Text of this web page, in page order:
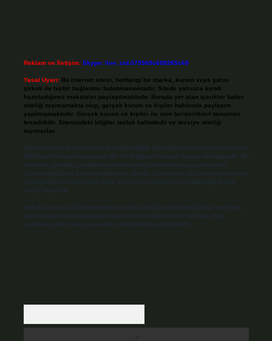
Reklam ve İletişim: Skype: live:.cid.575569c608265c69
Yasal Uyarı: Bu internet sitesi, herhangi bir marka, kurum veya şahıs
şirketi ile hiçbir bağlantısı bulunmamaktadır. Sitede yalnızca kendi
hazırladığımız makaleler paylaşılmaktadır. Burada yer alan içerikler haber
niteliği taşımamakta olup, gerçek kurum ve kişiler hakkında paylaşım
yapılmamaktadır. Gerçek kurum ve kişiler ile isim benzerlikleri tamamen
tesadüfidir. Sitemizdeki bilgiler taslak halindedir ve tavsiye niteliği
taşımazlar.
Sitemiz, 5651 Sayılı Kanun gereğince Bilgi Teknolojileri ve İletişim Kurumu
(BTK) tarafından onaylanmış bir Yer Sağlayıcı olarak hizmet vermektedir. Bu
nedenle, sitedeki içerikleri proaktif olarak denetleme veya araştırma
yükümlülüğümüz bulunmamaktadır. Ancak, üyelerimiz yazdıkları içeriklerin
sorumluluğunu taşımakta olup, siteye üye olarak bu sorumluluğu kabul
etmiş sayılırlar.
Hukuka ve yasal düzenlemelere aykırı olduğunu düşündüğünüz içerikleri,
backlinkpanelicomtr@gmail.com adresine bildirmeniz halinde, ilgili
içerikler yasal süre içerisinde sitemizden kaldırılacaktır.